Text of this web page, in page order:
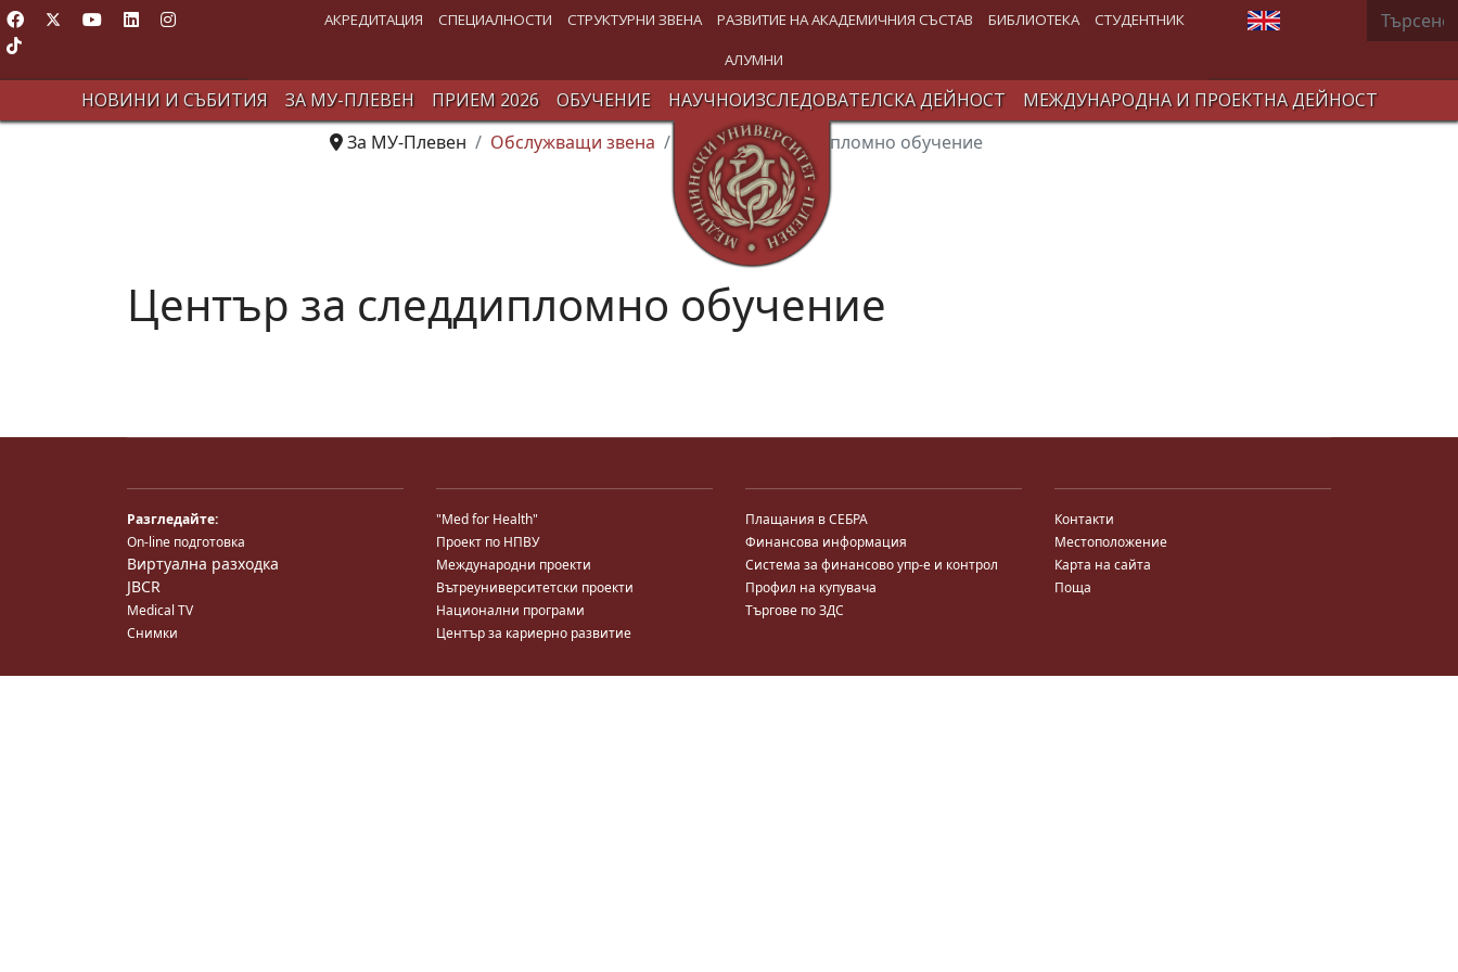
АКРЕДИТАЦИЯ СПЕЦИАЛНОСТИ СТРУКТУРНИ ЗВЕНА РАЗВИТИЕ НА АКАДЕМИЧНИЯ СЪСТАВ БИБЛИОТЕКА СТУДЕНТНИК
АЛУМНИ
Изберете език Търсене
НОВИНИ И СЪБИТИЯ ЗА МУ-ПЛЕВЕН ПРИЕМ 2026 ОБУЧЕНИЕ НАУЧНОИЗСЛЕДОВАТЕЛСКА ДЕЙНОСТ
МЕЖДУНАРОДНА И ПРОЕКТНА ДЕЙНОСТ
За МУ-Плевен
Обслужващи звена Център за следдипломно обучение
Център за следдипломно обучение
Разгледайте:
On-line подготовка
Виртуална разходка
JBCR
Medical TV
Снимки
"Med for Health"
Проект по НПВУ
Международни проекти
Вътреуниверситетски проекти
Национални програми
Център за кариерно развитие
Плащания в СЕБРА
Финансова информация
Система за финансово упр-е и контрол
Профил на купувача
Търгове по ЗДС
Контакти
Местоположение
Карта на сайта
Поща